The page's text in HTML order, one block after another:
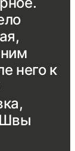
него к
Швы